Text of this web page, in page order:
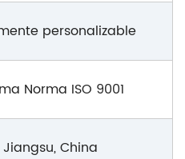
personalizable
Norma ISO 9001
Jiangsu, China